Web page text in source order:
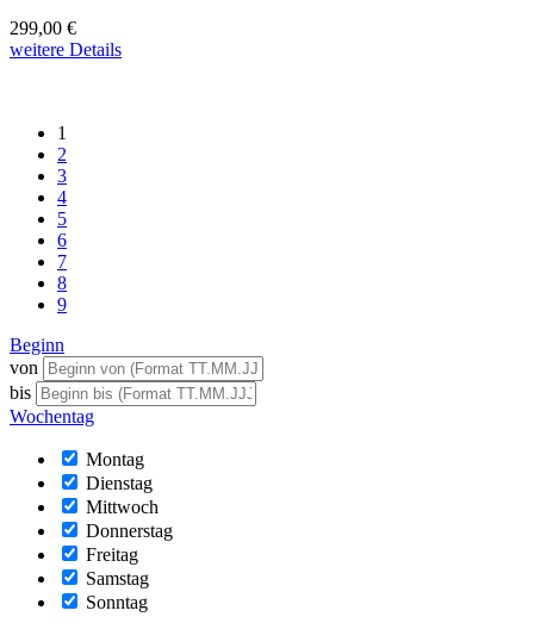
299,00 €
weitere Details
1
2
3
4
5
6
7
8
9
Beginn
von
bis
Wochentag
Montag
Dienstag
Mittwoch
Donnerstag
Freitag
Samstag
Sonntag